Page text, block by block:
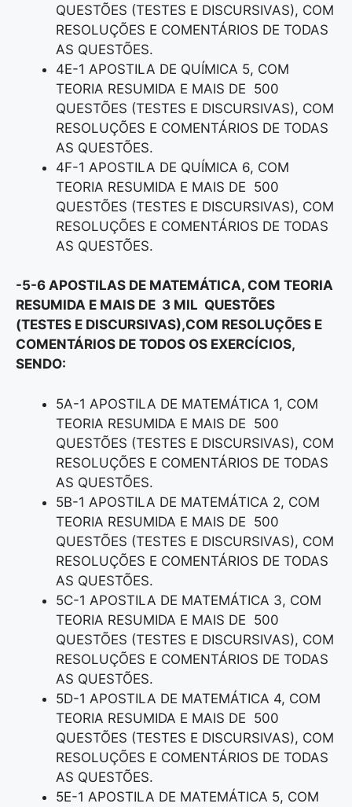
QUESTÕES (TESTES E DISCURSIVAS), COM
RESOLUÇÕES E COMENTÁRIOS DE TODAS
AS QUESTÕES.
4E-1 APOSTILA DE QUÍMICA 5, COM
TEORIA RESUMIDA E MAIS DE 500
QUESTÕES (TESTES E DISCURSIVAS), COM
RESOLUÇÕES E COMENTÁRIOS DE TODAS
AS QUESTÕES.
4F-1 APOSTILA DE QUÍMICA 6, COM
TEORIA RESUMIDA E MAIS DE 500
QUESTÕES (TESTES E DISCURSIVAS), COM
RESOLUÇÕES E COMENTÁRIOS DE TODAS
AS QUESTÕES.
-5-6 APOSTILAS DE MATEMÁTICA, COM TEORIA
RESUMIDA E MAIS DE 3 MIL QUESTÕES
(TESTES E DISCURSIVAS),COM RESOLUÇÕES E
COMENTÁRIOS DE TODOS OS EXERCÍCIOS,
SENDO:
5A-1 APOSTILA DE MATEMÁTICA 1, COM
TEORIA RESUMIDA E MAIS DE 500
QUESTÕES (TESTES E DISCURSIVAS), COM
RESOLUÇÕES E COMENTÁRIOS DE TODAS
AS QUESTÕES.
5B-1 APOSTILA DE MATEMÁTICA 2, COM
TEORIA RESUMIDA E MAIS DE 500
QUESTÕES (TESTES E DISCURSIVAS), COM
RESOLUÇÕES E COMENTÁRIOS DE TODAS
AS QUESTÕES.
5C-1 APOSTILA DE MATEMÁTICA 3, COM
TEORIA RESUMIDA E MAIS DE 500
QUESTÕES (TESTES E DISCURSIVAS), COM
RESOLUÇÕES E COMENTÁRIOS DE TODAS
AS QUESTÕES.
5D-1 APOSTILA DE MATEMÁTICA 4, COM
TEORIA RESUMIDA E MAIS DE 500
QUESTÕES (TESTES E DISCURSIVAS), COM
RESOLUÇÕES E COMENTÁRIOS DE TODAS
AS QUESTÕES.
5E-1 APOSTILA DE MATEMÁTICA 5, COM